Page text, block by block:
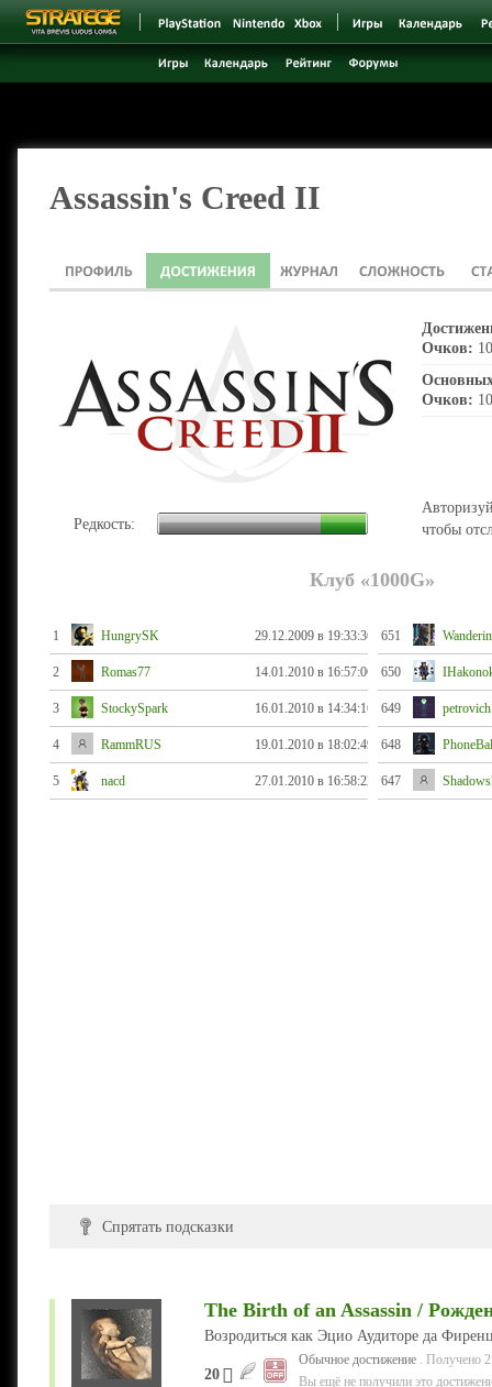
Assassin's Creed II
Редкость:
Очков:
Очков:
чтобы
Клуб «1000G»
1 HungrySK 29.12.2009 в 19:33:36
2 Romas77 14.01.2010 в 16:57:06
3 StockySpark 16.01.2010 в 14:34:16
4 RammRUS 19.01.2010 в 18:02:49
5 nacd 27.01.2010 в 16:58:22
651
650
649
648
647
Спрятать подсказки
The Birth of an Assassin /
Возродиться как Эцио Аудиторе да
20
Обычное достижение . Получено
Вы ещё не получили это